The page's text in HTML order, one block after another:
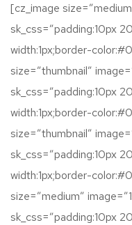
[cz_image
sk_css=”padding:10px
width:1px;border-
size=”thumbnail”
sk_css=”padding:10px
width:1px;border-
size=”thumbnail”
sk_css=”padding:10px
width:1px;border-
size=”medium”
sk_css=”padding:10px